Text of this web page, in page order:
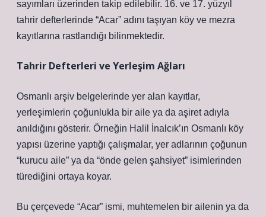
sayımları üzerinden takip edilebilir. 16. ve 17. yüzyıl
tahrir defterlerinde “Acar” adını taşıyan köy ve mezra
kayıtlarına rastlandığı bilinmektedir.
Tahrir Defterleri ve Yerleşim Ağları
Osmanlı arşiv belgelerinde yer alan kayıtlar,
yerleşimlerin çoğunlukla bir aile ya da aşiret adıyla
anıldığını gösterir. Örneğin Halil İnalcık’ın Osmanlı köy
yapısı üzerine yaptığı çalışmalar, yer adlarının çoğunun
“kurucu aile” ya da “önde gelen şahsiyet” isimlerinden
türediğini ortaya koyar.
Bu çerçevede “Acar” ismi, muhtemelen bir ailenin ya da